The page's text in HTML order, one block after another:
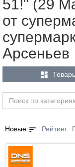
51!" (29
от
Арсеньев

Новые sort Рейтинг